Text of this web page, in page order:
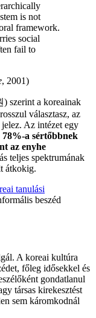
is not
framework.
social
fail to
, 2001)
szerint a koreainak
választasz, az
Az intézet egy
a sértőbbnek
az enyhe
teljes spektrumának
átkokig.
tanulási
beszéd
A koreai kultúra
főleg idősekkel és
gondatlanul
társas kirekesztést
sem káromkodnál